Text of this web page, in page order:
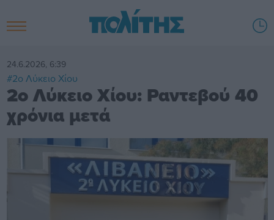
24.6.2026, 6:39
#2ο Λύκειο Χίου
2ο Λύκειο Χίου: Ραντεβού 40
χρόνια μετά